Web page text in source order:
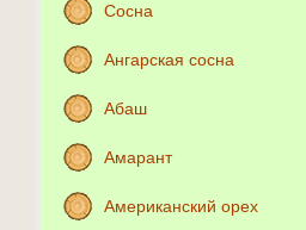
Сосна
Ангарская сосна
Абаш
Амарант
Американский орех